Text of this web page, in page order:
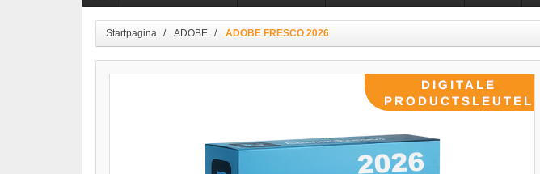
Startpagina ADOBE ADOBE FRESCO 2026